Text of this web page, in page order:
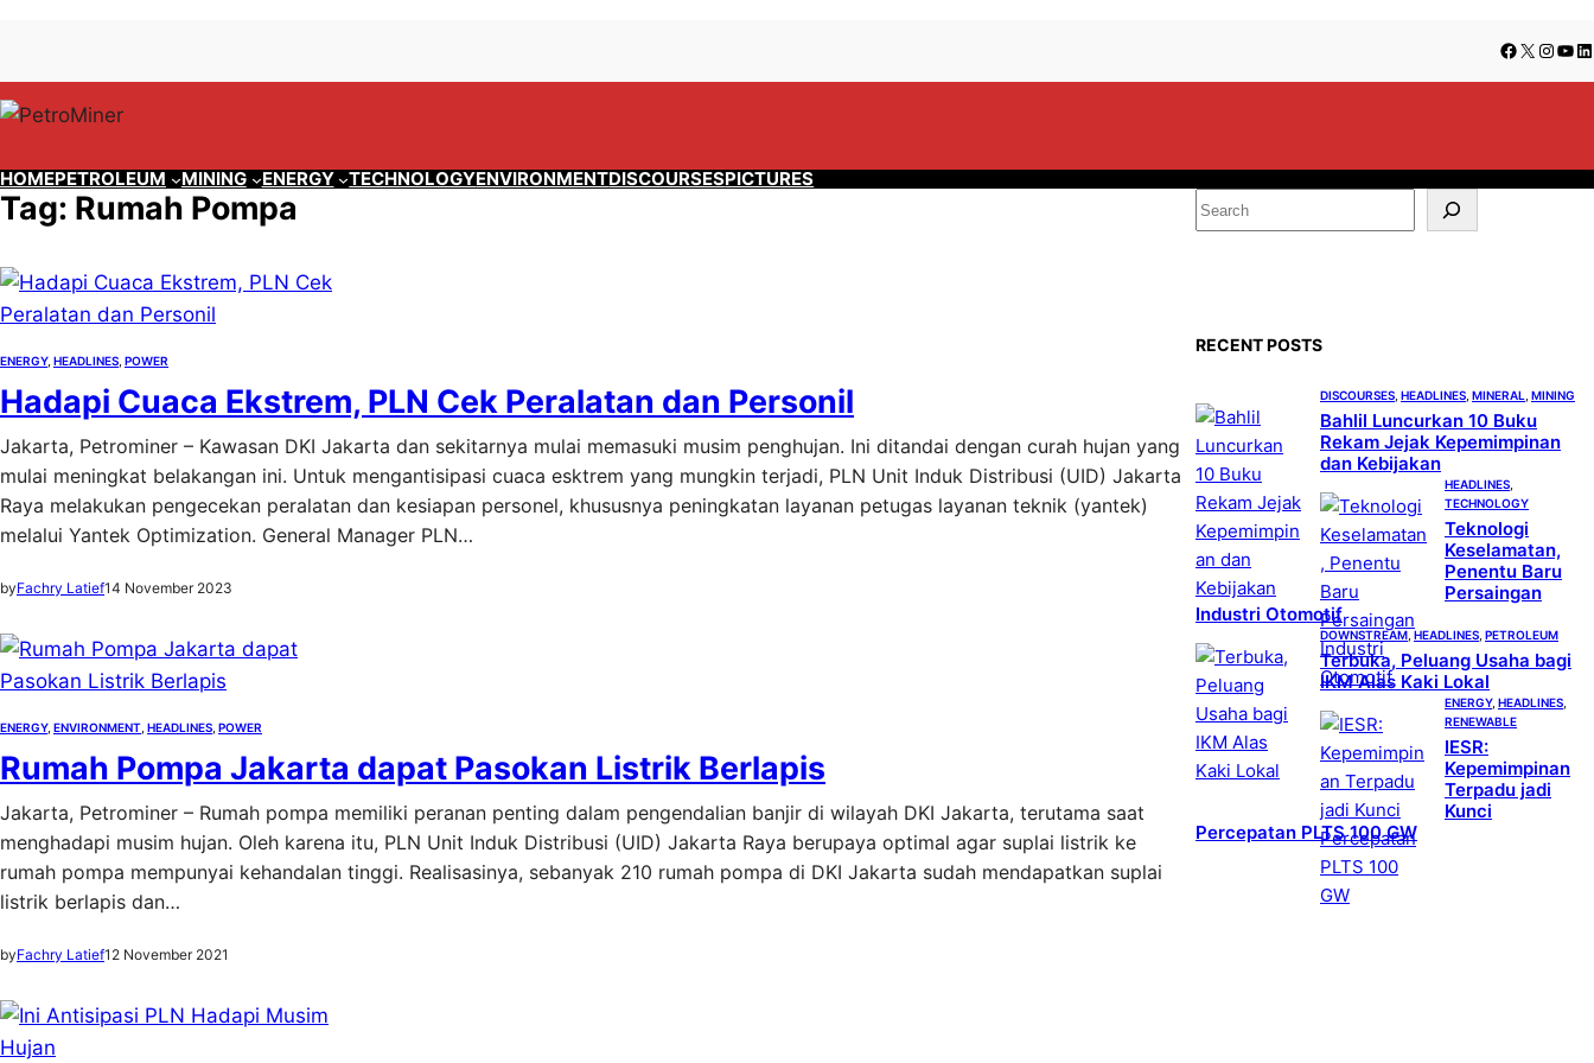
konten
content
Facebook
X
HOMEPETROLEUM MINING ENERGY TECHNOLOGYENVIRONMENTDISCOURSESPICTURES
Tag: Rumah Pompa
ENERGY, HEADLINES POWER
Hadapi Cuaca Ekstrem, PLN Cek Peralatan dan Personil
Jakarta, Petrominer – Kawasan DKI Jakarta dan sekitarnya mulai memasuki musim penghujan. Ini ditandai dengan curah hujan yang
mulai meningkat belakangan ini. Untuk mengantisipasi cuaca esktrem yang mungkin terjadi, PLN Unit Induk Distribusi (UID) Jakarta
Raya melakukan pengecekan peralatan dan kesiapan personel, khususnya peningkatan layanan petugas layanan teknik (yantek)
melalui Yantek Optimization. General Manager PLN…
byFachry Latief14 November 2023
ENERGY, ENVIRONMENT HEADLINES POWER
Rumah Pompa Jakarta dapat Pasokan Listrik Berlapis
Jakarta, Petrominer – Rumah pompa memiliki peranan penting dalam pengendalian banjir di wilayah DKI Jakarta, terutama saat
menghadapi musim hujan. Oleh karena itu, PLN Unit Induk Distribusi (UID) Jakarta Raya berupaya optimal agar suplai listrik ke
rumah pompa mempunyai kehandalan tinggi. Realisasinya, sebanyak 210 rumah pompa di DKI Jakarta sudah mendapatkan suplai
listrik berlapis dan…
byFachry Latief12 November 2021
S
e
RECENT POSTS
DISCOURSES HEADLINES MINERAL MINING
Bahlil Luncurkan 10 Buku
Rekam Jejak Kepemimpinan
dan Kebijakan
HEADLINES
TECHNOLOGY
Teknologi
Keselamatan,
Penentu Baru
Persaingan
Industri Otomotif
DOWNSTREAM HEADLINES PETROLEUM
Terbuka, Peluang Usaha bagi
IKM Alas Kaki Lokal
ENERGY, HEADLINES
RENEWABLE
IESR:
Kepemimpinan
Terpadu jadi
Kunci
Percepatan PLTS 100 GW